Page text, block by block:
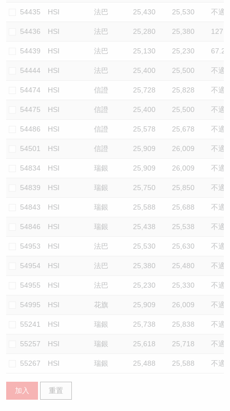
54435 HSI 法巴 25,430 25,530 不適
54436 HSI 法巴 25,280 25,380 127.7
54439 HSI 法巴 25,130 25,230 67.2
54444 HSI 法巴 25,400 25,500 不適
54474 HSI 信證 25,728 25,828 不適
54475 HSI 信證 25,400 25,500 不適
54486 HSI 信證 25,578 25,678 不適
54501 HSI 信證 25,909 26,009 不適
54834 HSI 瑞銀 25,909 26,009 不適
54839 HSI 瑞銀 25,750 25,850 不適
54843 HSI 瑞銀 25,588 25,688 不適
54846 HSI 瑞銀 25,438 25,538 不適
54953 HSI 法巴 25,530 25,630 不適
54954 HSI 法巴 25,380 25,480 不適
54955 HSI 法巴 25,230 25,330 不適
54995 HSI 花旗 25,909 26,009 不適
55241 HSI 瑞銀 25,738 25,838 不適
55257 HSI 瑞銀 25,618 25,718 不適
55267 HSI 瑞銀 25,488 25,588 不適
加入 重置